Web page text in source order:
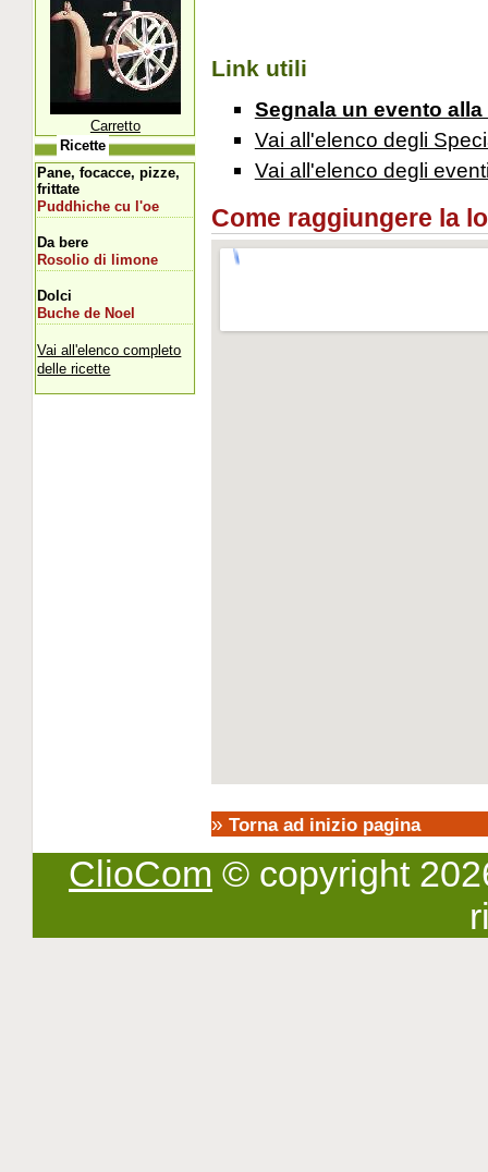
Link utili
Segnala un evento
Vai all'elenco degli
Vai all'elenco degli
Come raggiungere la
» Torna ad inizio pagina
Carretto
Ricette
Pane, focacce, pizze,
frittate
Puddhiche cu l'oe
Da bere
Rosolio di limone
Dolci
Buche de Noel
Vai all'elenco completo
delle ricette
ClioCom © copyright